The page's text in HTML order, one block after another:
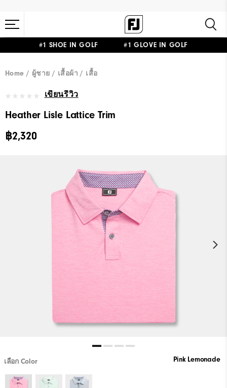
#1 SHOE IN GOLF #1 GLOVE IN GOLF
Home ผู้ชาย เสื้อผ้า เสื้อ
เขียนรีวิว
Heather Lisle Lattice Trim
฿2,320
เลือก Color Pink Lemonade